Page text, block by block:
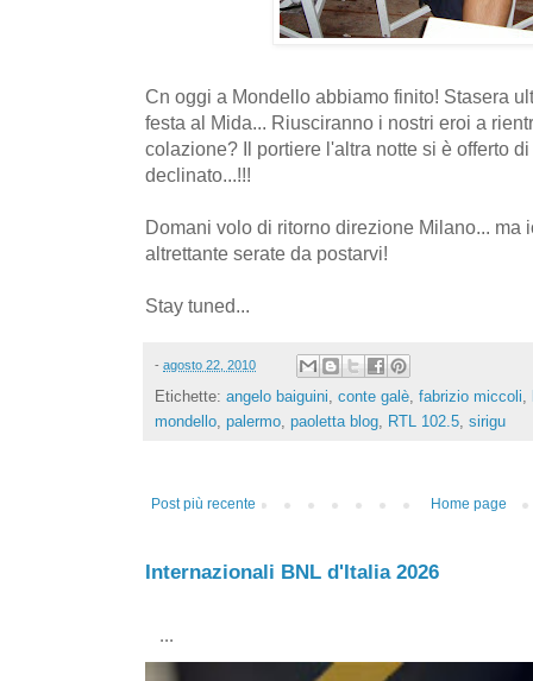
Cn oggi a Mondello abbiamo finito! Stasera
festa al Mida... Riusciranno i nostri eroi a
colazione? Il portiere l'altra notte si è offerto
declinato...!!!
Domani volo di ritorno direzione Milano... ma
altrettante serate da postarvi!
Stay tuned...
- agosto 22, 2010
Etichette: angelo baiguini, conte galè, fabrizio miccoli,
mondello, palermo, paoletta blog, RTL 102.5, sirigu
Post più recente Home page
Internazionali BNL d'Italia 2026
...